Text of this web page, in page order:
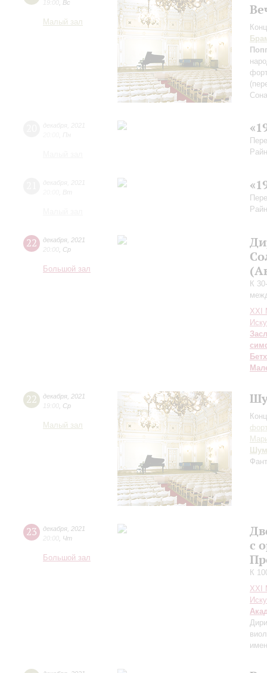
19:00 Вс
Малый зал
22 декабря 2021
20:00 Ср
Большой зал
К
XXI
22 декабря 2021
19:00 Ср
Малый зал
23 декабря 2021
20:00 Чт
Большой зал
с
К
XXI